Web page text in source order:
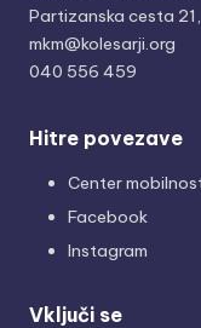
Partizanska cesta
mkm@kolesarji.org
040 556 459
Hitre povezave
Center
Facebook
Instagram
Vključi se